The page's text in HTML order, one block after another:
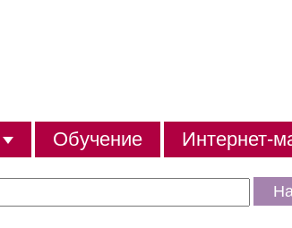
Обучение Интернет-